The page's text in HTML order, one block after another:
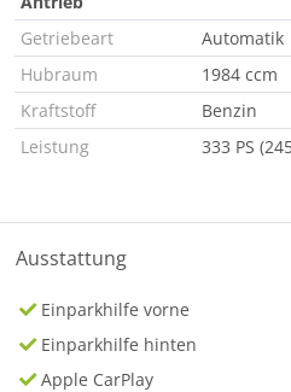
Getriebeart
Automatik
Hubraum
1984 ccm
Kraftstoff
Benzin
Leistung
333 PS
Ausstattung
Einparkhilfe vorne
Einparkhilfe hinten
Apple CarPlay